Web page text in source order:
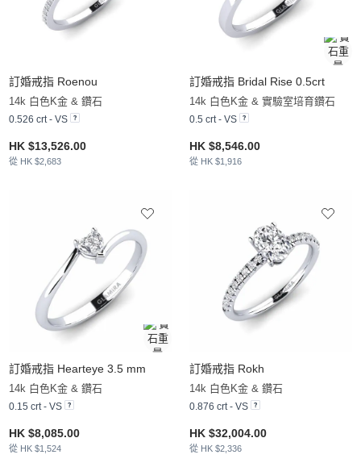
訂婚戒指 Roenou
14k 白色K金 & 鑽石
0.526 crt - VS
HK $13,526.00
從 HK $2,683
訂婚戒指 Bridal Rise 0.5crt
14k 白色K金 & 實驗室培育鑽石
0.5 crt - VS
HK $8,546.00
從 HK $1,916
訂婚戒指 Hearteye 3.5 mm
14k 白色K金 & 鑽石
0.15 crt - VS
HK $8,085.00
從 HK $1,524
訂婚戒指 Rokh
14k 白色K金 & 鑽石
0.876 crt - VS
HK $32,004.00
從 HK $2,336